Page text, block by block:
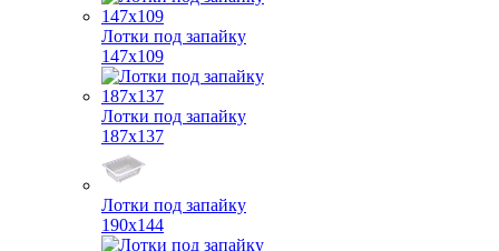
Лотки под запайку
147х109
Лотки под запайку
187х137
Лотки под запайку
190х144